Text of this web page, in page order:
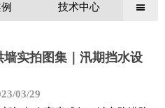
技术中心 
实拍图集｜汛期挡水设
03/29